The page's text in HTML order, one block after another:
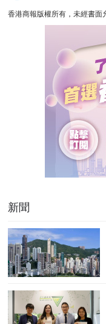
香港商報版權所有，未經書面
新聞